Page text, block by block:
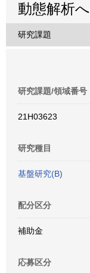
動態解析
研究課題
研究課題/領域番号
21H03623
研究種目
基盤研究(B)
配分区分
補助金
応募区分